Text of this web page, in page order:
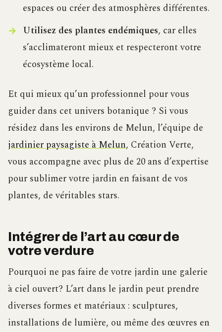
espaces ou créer des atmosphères différentes.
Utilisez des plantes endémiques, car elles
s’acclimateront mieux et respecteront votre
écosystème local.
Et qui mieux qu’un professionnel pour vous
guider dans cet univers botanique ? Si vous
résidez dans les environs de Melun, l’équipe de
jardinier paysagiste à Melun, Création Verte,
vous accompagne avec plus de 20 ans d’expertise
pour sublimer votre jardin en faisant de vos
plantes, de véritables stars.
Intégrer de l’art au cœur de
votre verdure
Pourquoi ne pas faire de votre jardin une galerie
à ciel ouvert? L’art dans le jardin peut prendre
diverses formes et matériaux : sculptures,
installations de lumière, ou même des œuvres en